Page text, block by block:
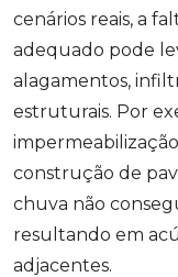
cenários reais, a
adequado pode
alagamentos,
estruturais. Por
construção de
chuva não
resultando em
adjacentes.